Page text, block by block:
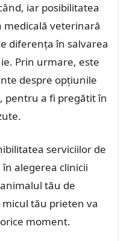
iar posibilitatea
medicală veterinară
diferența în salvarea
Prin urmare, este
despre opțiunile
pentru a fi pregătit în
serviciilor de
alegerea clinicii
tău de
tău prieten va
moment.